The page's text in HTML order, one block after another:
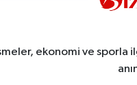
ekonomi ve sporla